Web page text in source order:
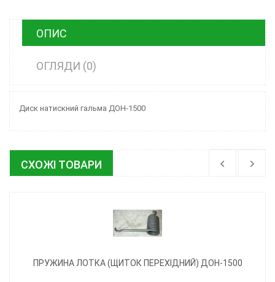
ОПИС
ОГЛЯДИ (0)
Диск натискний гальма ДОН-1500
СХОЖІ ТОВАРИ
ПРУЖИНА ЛОТКА (ЩИТОК ПЕРЕХІДНИЙ) ДОН-1500